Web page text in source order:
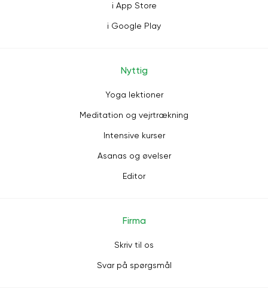
i App Store
i Google Play
Nyttig
Yoga lektioner
Meditation og vejrtrækning
Intensive kurser
Asanas og øvelser
Editor
Firma
Skriv til os
Svar på spørgsmål